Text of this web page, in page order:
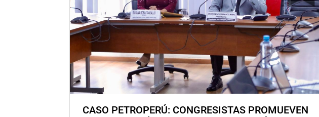
CASO PETROPERÚ: CONGRESISTAS PROMUEVEN